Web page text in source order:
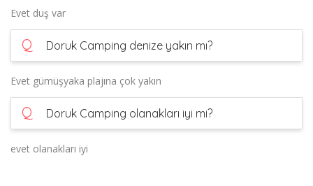
Evet duş var
Q Doruk Camping denize yakın mı?
Evet gümüşyaka plajına çok yakın
Q Doruk Camping olanakları iyi mi?
evet olanakları iyi